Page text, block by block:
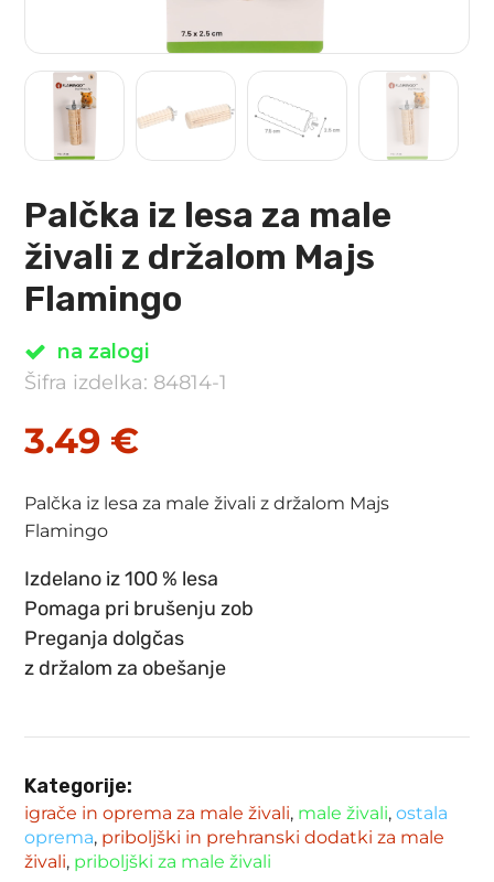
Palčka iz lesa za male
živali z držalom Majs
Flamingo
na zalogi
Šifra izdelka: 84814-1
3.49 €
Palčka iz lesa za male živali z držalom Majs
Flamingo
Izdelano iz 100 % lesa
Pomaga pri brušenju zob
Preganja dolgčas
z držalom za obešanje
Kategorije:
igrače in oprema za male živali, male živali,ostala
oprema, priboljški in prehranski dodatki za male
živali, priboljški za male živali